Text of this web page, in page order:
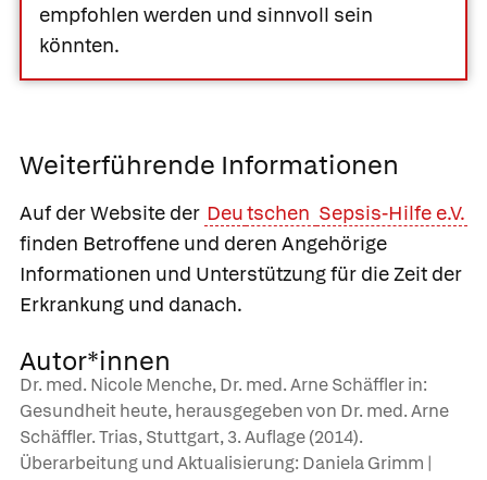
empfohlen werden und sinnvoll sein
könnten.
Weiterführende Informationen
Auf der Website der Deutschen Sepsis-Hilfe e.V.
finden Betroffene und deren Angehörige
Informationen und Unterstützung für die Zeit der
Erkrankung und danach.
Autor*innen
Dr. med. Nicole Menche, Dr. med. Arne Schäffler in:
Gesundheit heute, herausgegeben von Dr. med. Arne
Schäffler. Trias, Stuttgart, 3. Auflage (2014).
Überarbeitung und Aktualisierung: Daniela Grimm |